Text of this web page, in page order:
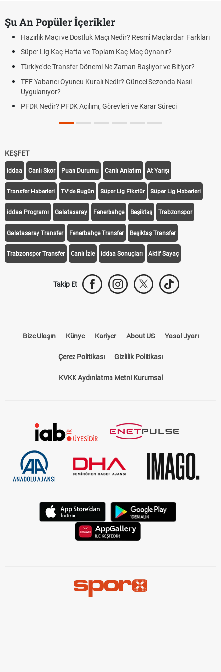
Şu An Popüler İçerikler
Hazırlık Maçı ve Dostluk Maçı Nedir? Resmî Maçlardan Farkları
Süper Lig Kaç Hafta ve Toplam Kaç Maç Oynanır?
Türkiye'de Transfer Dönemi Ne Zaman Başlıyor ve Bitiyor?
TFF Yabancı Oyuncu Kuralı Nedir? Güncel Sezonda Nasıl
Uygulanıyor?
PFDK Nedir? PFDK Açılımı, Görevleri ve Karar Süreci
KEŞFET
iddaa Canlı Skor Puan Durumu Canlı Anlatım At Yarışı
Transfer Haberleri TV'de Bugün Süper Lig Fikstür Süper Lig Haberleri
iddaa Programı Galatasaray Fenerbahçe Beşiktaş Trabzonspor
Galatasaray Transfer Fenerbahçe Transfer Beşiktaş Transfer
Trabzonspor Transfer Canlı İzle iddaa Sonuçları Aktif Sayaç
Takip Et
Bize Ulaşın Künye Kariyer About US Yasal Uyarı
Çerez Politikası Gizlilik Politikası
KVKK Aydınlatma Metni Kurumsal